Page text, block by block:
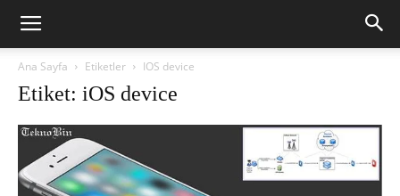
Ana Sayfa Etiketler IOS device
Etiket: iOS device